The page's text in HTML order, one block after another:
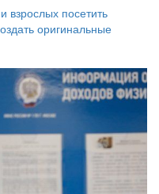
взрослых посетить
оригинальные